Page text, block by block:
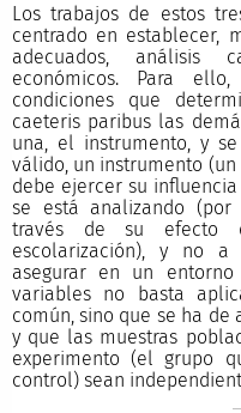
Los trabajos de estos
centrado en establecer,
adecuados, análisis
económicos. Para
condiciones que
caeteris paribus las
una, el instrumento, y
válido, un instrumento
debe ejercer su
se está analizando
través de su efecto
escolarización), y no a
asegurar en un
variables no basta
común, sino que se ha de
y que las muestras
experimento (el grupo
control) sean